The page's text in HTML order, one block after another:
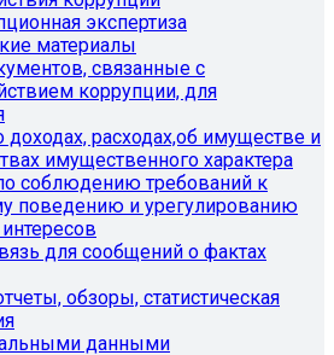
экспертиза
материалы
связанные с
коррупции, для
доходах, расходах,об имуществе и
имущественного характера
соблюдению требований к
поведению и урегулированию
для сообщений о фактах
обзоры, статистическая
данными